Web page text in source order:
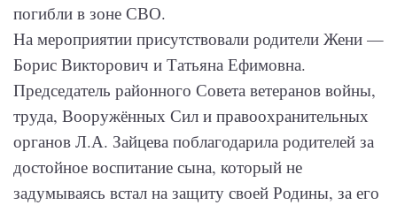
погибли в зоне СВО.
На мероприятии присутствовали родители Жени —
Борис Викторович и Татьяна Ефимовна.
Председатель районного Совета ветеранов войны,
труда, Вооружённых Сил и правоохранительных
органов Л.А. Зайцева поблагодарила родителей за
достойное воспитание сына, который не
задумываясь встал на защиту своей Родины, за его